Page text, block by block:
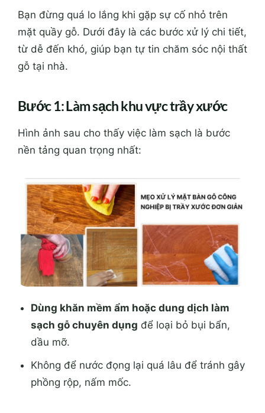
Bạn đừng quá lo lắng khi gặp sự cố nhỏ trên
mặt quầy gỗ. Dưới đây là các bước xử lý chi tiết,
từ dễ đến khó, giúp bạn tự tin chăm sóc nội thất
gỗ tại nhà.
Bước 1: Làm sạch khu vực trầy xước
Hình ảnh sau cho thấy việc làm sạch là bước
nền tảng quan trọng nhất:
Dùng khăn mềm ẩm hoặc dung dịch làm
sạch gỗ chuyên dụng để loại bỏ bụi bẩn,
dầu mỡ.
Không để nước đọng lại quá lâu để tránh gây
phồng rộp, nấm mốc.